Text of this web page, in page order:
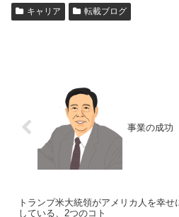
キャリア 転載ブログ
事業の成功
トランプ米大統領がアメリカ人を幸せ
している、2つのコト